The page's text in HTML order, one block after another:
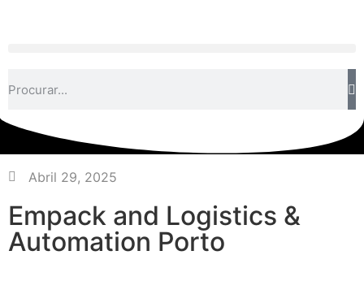
Abril 29, 2025
Empack and Logistics &
Automation Porto